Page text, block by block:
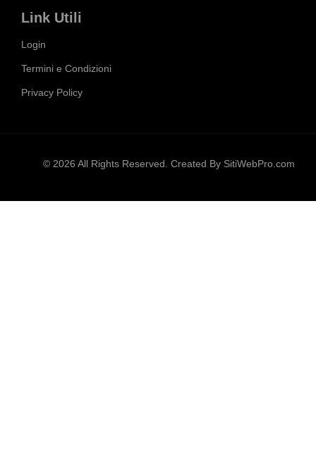
Link Utili
Login
Termini e Condizioni
Privacy Policy
© 2026 All Rights Reserved. Created By SitiWebPro.com